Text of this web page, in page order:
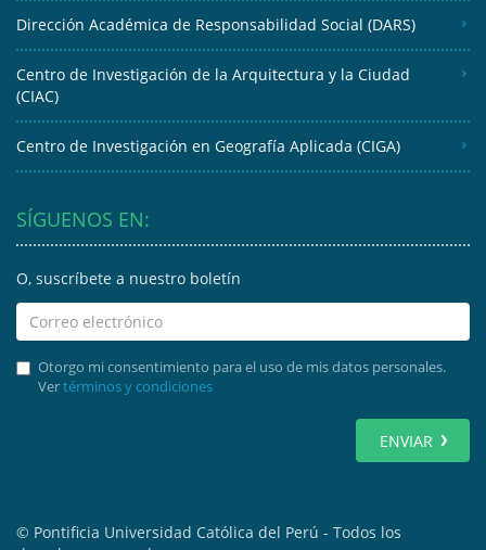
Dirección Académica de Responsabilidad Social (DARS)
Centro de Investigación de la Arquitectura y la Ciudad
(CIAC)
Centro de Investigación en Geografía Aplicada (CIGA)
SÍGUENOS EN:
O, suscríbete a nuestro boletín
Otorgo mi consentimiento para el uso de mis datos personales.
Vertérminos y condiciones
ENVIAR
© Pontificia Universidad Católica del Perú - Todos los